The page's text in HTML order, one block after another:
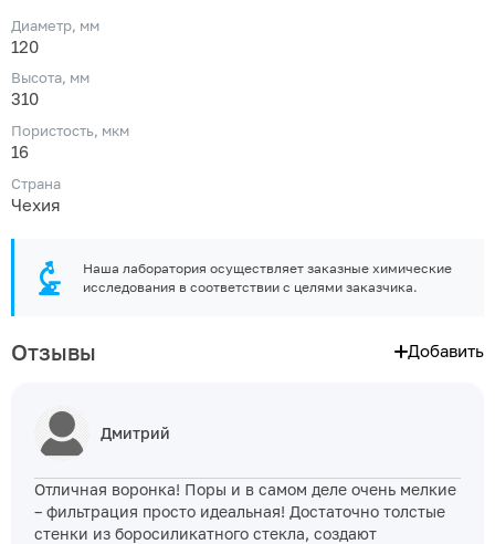
Диаметр, мм
120
Высота, мм
310
Пористость, мкм
16
Страна
Чехия
Наша лаборатория осуществляет заказные химические
исследования в соответствии с целями заказчика.
Отзывы Добавить
Дмитрий
Отличная воронка! Поры и в самом деле очень мелкие
– фильтрация просто идеальная! Достаточно толстые
стенки из боросиликатного стекла, создают